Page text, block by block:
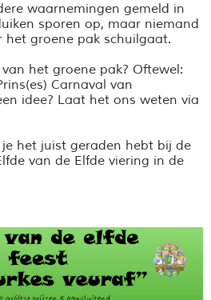
waarnemingen gemeld in
sporen op, maar niemand
groene pak schuilgaat.
het groene pak? Oftewel:
Carnaval van
idee? Laat het ons weten via
het juist geraden hebt bij de
van de Elfde viering in de